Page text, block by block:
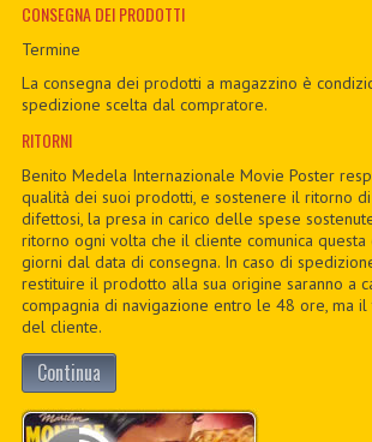
CONSEGNA DEI PRODOTTI
Termine
La consegna dei prodotti a magazzino è
spedizione scelta dal compratore.
RITORNI
Benito Medela Internazionale Movie Poster
qualità dei suoi prodotti, e sostenere il ritorno
difettosi, la presa in carico delle spese
ritorno ogni volta che il cliente comunica questa
giorni dal data di consegna. In caso di
restituire il prodotto alla sua origine saranno a
compagnia di navigazione entro le 48 ore, ma il
del cliente.
Continua